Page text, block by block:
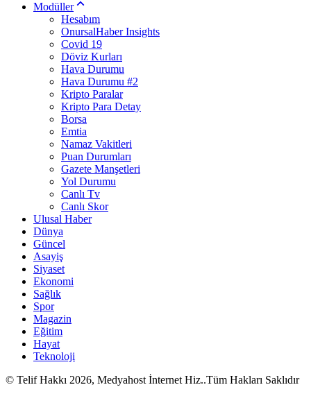
Modüller
Hesabım
OnursalHaber Insights
Covid 19
Döviz Kurları
Hava Durumu
Hava Durumu #2
Kripto Paralar
Kripto Para Detay
Borsa
Emtia
Namaz Vakitleri
Puan Durumları
Gazete Manşetleri
Yol Durumu
Canlı Tv
Canlı Skor
Ulusal Haber
Dünya
Güncel
Asayiş
Siyaset
Ekonomi
Sağlık
Spor
Magazin
Eğitim
Hayat
Teknoloji
© Telif Hakkı 2026, Medyahost İnternet Hiz..Tüm Hakları Saklıdır